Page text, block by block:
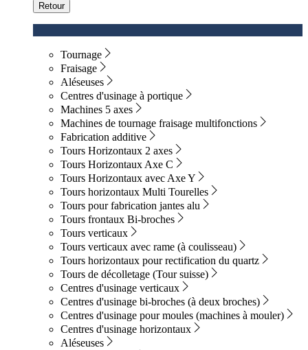
Retour
Tournage
Fraisage
Aléseuses
Centres d'usinage à portique
Machines 5 axes
Machines de tournage fraisage multifonctions
Fabrication additive
Tours Horizontaux 2 axes
Tours Horizontaux Axe C
Tours Horizontaux avec Axe Y
Tours horizontaux Multi Tourelles
Tours pour fabrication jantes alu
Tours frontaux Bi-broches
Tours verticaux
Tours verticaux avec rame (à coulisseau)
Tours horizontaux pour rectification du quartz
Tours de décolletage (Tour suisse)
Centres d'usinage verticaux
Centres d'usinage bi-broches (à deux broches)
Centres d'usinage pour moules (machines à mouler)
Centres d'usinage horizontaux
Aléseuses